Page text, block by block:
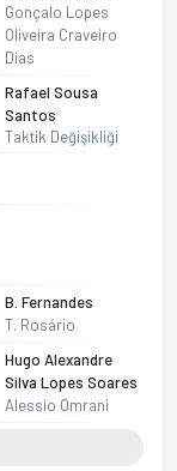
Setubal
Gonçalo Lopes
Oliveira Craveiro
Dias
Rafael Sousa
Santos
Taktik Değişikliği
B. Fernandes
T. Rosário
Hugo Alexandre
Silva Lopes Soares
Alessio Omrani